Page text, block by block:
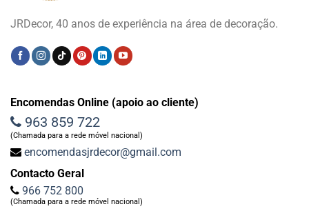
JRDecor, 40 anos de experiência na área de decoração.
Encomendas Online (apoio ao cliente)
963 859 722
(Chamada para a rede móvel nacional)
encomendasjrdecor@gmail.com
Contacto Geral
966 752 800
(Chamada para a rede móvel nacional)